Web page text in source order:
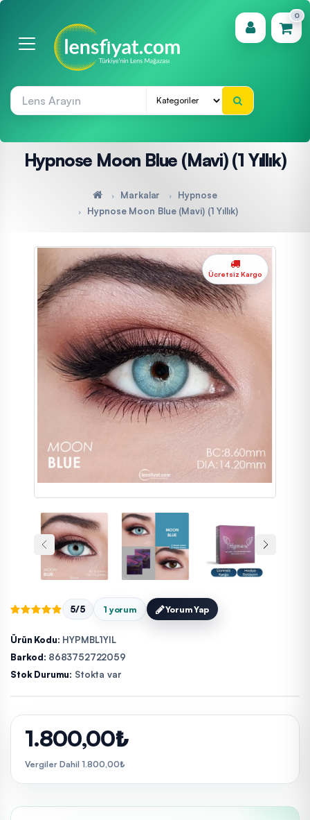
0
(0)
Hypnose Moon Blue (Mavi) (1 Yıllık)
Markalar
Hypnose
Hypnose Moon Blue (Mavi) (1 Yıllık)
Ücretsiz Kargo
5/5 1 yorum Yorum Yap
Ürün Kodu: HYPMBL1YIL
Barkod: 8683752722059
Stok Durumu: Stokta var
1.800,00₺
Vergiler Dahil 1.800,00₺